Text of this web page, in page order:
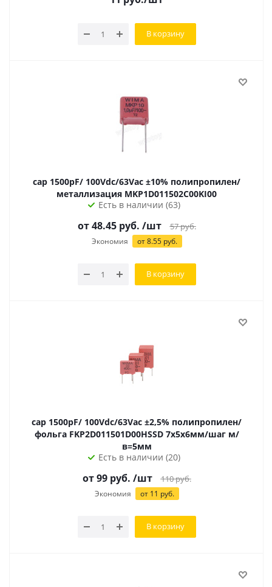
В корзину
cap 1500pF/ 100Vdc/63Vac ±10% полипропилен/
металлизация MKP1D011502C00KI00
Есть в наличии (63)
от48.45руб. /шт 57руб.
Экономия от8.55руб.
В корзину
cap 1500pF/ 100Vdc/63Vac ±2,5% полипропилен/
фольга FKP2D011501D00HSSD 7х5х6мм/шаг м/
в=5мм
Есть в наличии (20)
от99руб. /шт 110руб.
Экономия от 11 руб.
В корзину